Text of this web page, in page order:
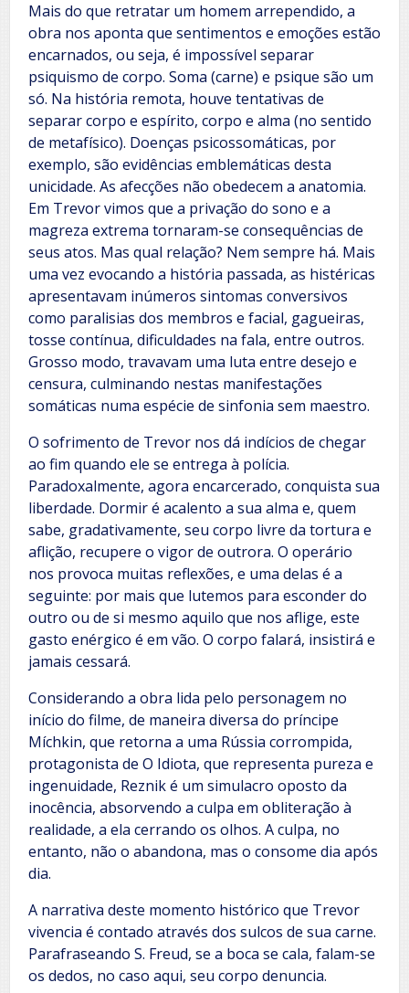
Mais do que retratar um homem arrependido, a
obra nos aponta que sentimentos e emoções estão
encarnados, ou seja, é impossível separar
psiquismo de corpo. Soma (carne) e psique são um
só. Na história remota, houve tentativas de
separar corpo e espírito, corpo e alma (no sentido
de metafísico). Doenças psicossomáticas, por
exemplo, são evidências emblemáticas desta
unicidade. As afecções não obedecem a anatomia.
Em Trevor vimos que a privação do sono e a
magreza extrema tornaram-se consequências de
seus atos. Mas qual relação? Nem sempre há. Mais
uma vez evocando a história passada, as histéricas
apresentavam inúmeros sintomas conversivos
como paralisias dos membros e facial, gagueiras,
tosse contínua, dificuldades na fala, entre outros.
Grosso modo, travavam uma luta entre desejo e
censura, culminando nestas manifestações
somáticas numa espécie de sinfonia sem maestro.
O sofrimento de Trevor nos dá indícios de chegar
ao fim quando ele se entrega à polícia.
Paradoxalmente, agora encarcerado, conquista sua
liberdade. Dormir é acalento a sua alma e, quem
sabe, gradativamente, seu corpo livre da tortura e
aflição, recupere o vigor de outrora. O operário
nos provoca muitas reflexões, e uma delas é a
seguinte: por mais que lutemos para esconder do
outro ou de si mesmo aquilo que nos aflige, este
gasto enérgico é em vão. O corpo falará, insistirá e
jamais cessará.
Considerando a obra lida pelo personagem no
início do filme, de maneira diversa do príncipe
Míchkin, que retorna a uma Rússia corrompida,
protagonista de O Idiota, que representa pureza e
ingenuidade, Reznik é um simulacro oposto da
inocência, absorvendo a culpa em obliteração à
realidade, a ela cerrando os olhos. A culpa, no
entanto, não o abandona, mas o consome dia após
dia.
A narrativa deste momento histórico que Trevor
vivencia é contado através dos sulcos de sua carne.
Parafraseando S. Freud, se a boca se cala, falam-se
os dedos, no caso aqui, seu corpo denuncia.